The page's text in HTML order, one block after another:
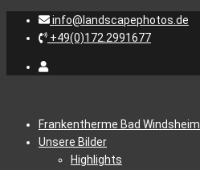
info@landscapephotos.de
+49(0)172.2991677
Frankentherme Bad Windsheim
Unsere Bilder
Highlights